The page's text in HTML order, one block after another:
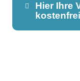
Hier Ihre